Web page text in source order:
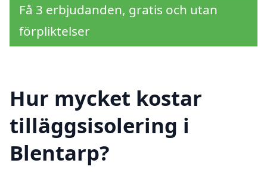
Få 3 erbjudanden, gratis och utan
förpliktelser
Hur mycket kostar
tilläggsisolering i
Blentarp?